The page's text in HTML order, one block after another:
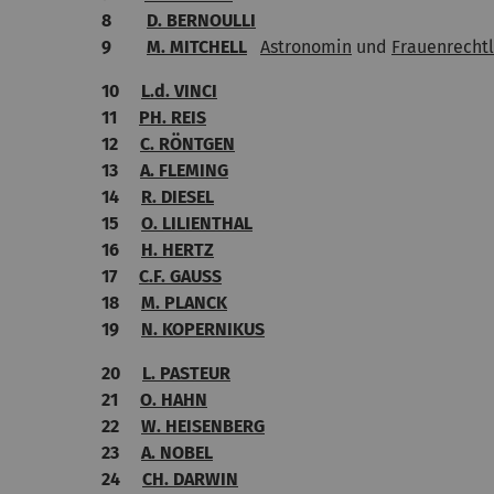
8 D. BERNOULLI
9 M. MITCHELL Astronomin und
10 L.d. VINCI
11 PH. REIS
12 C. RÖNTGEN
13 A. FLEMING
14 R. DIESEL
15 O. LILIENTHAL
16 H. HERTZ
17 C.F. GAUSS
18 M. PLANCK
19 N. KOPERNIKUS
20 L. PASTEUR
21 O. HAHN
22 W. HEISENBERG
23 A. NOBEL
24 CH. DARWIN